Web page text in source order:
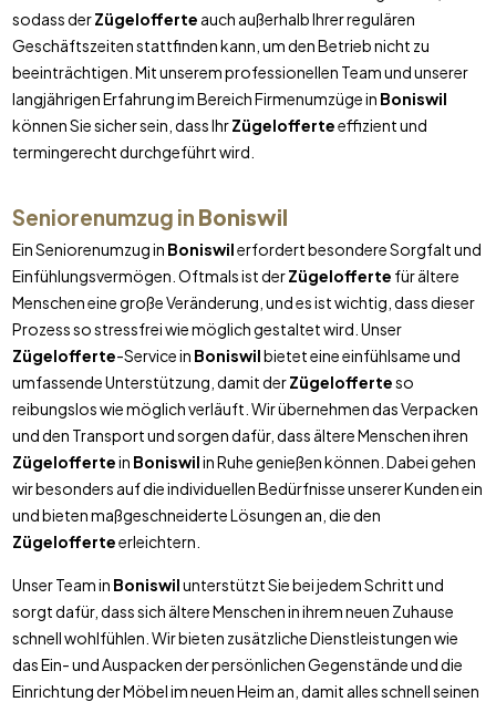
sodass derZügelofferte auch außerhalb Ihrer regulären
Geschäftszeiten stattfinden kann, um den Betrieb nicht zu
beeinträchtigen. Mit unserem professionellen Team und unserer
langjährigen Erfahrung im Bereich Firmenumzüge in Boniswil
können Sie sicher sein, dass IhrZügelofferteeffizient und
termingerecht durchgeführt wird.
Seniorenumzug in Boniswil
Ein Seniorenumzug in Boniswilerfordert besondere Sorgfalt und
Einfühlungsvermögen. Oftmals ist derZügelofferte für ältere
Menschen eine große Veränderung, und es ist wichtig, dass dieser
Prozess so stressfrei wie möglich gestaltet wird. Unser
Zügelofferte-Service in Boniswilbietet eine einfühlsame und
umfassende Unterstützung, damit derZügelofferteso
reibungslos wie möglich verläuft. Wir übernehmen das Verpacken
und den Transport und sorgen dafür, dass ältere Menschen ihren
Zügeloffertein Boniswilin Ruhe genießen können. Dabei gehen
wir besonders auf die individuellen Bedürfnisse unserer Kunden ein
und bieten maßgeschneiderte Lösungen an, die den
Zügelofferteerleichtern.
Unser Team in Boniswilunterstützt Sie bei jedem Schritt und
sorgt dafür, dass sich ältere Menschen in ihrem neuen Zuhause
schnell wohlfühlen. Wir bieten zusätzliche Dienstleistungen wie
das Ein- und Auspacken der persönlichen Gegenstände und die
Einrichtung der Möbel im neuen Heim an, damit alles schnell seinen